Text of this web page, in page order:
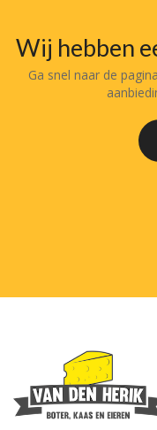
Wij hebben
Ga snel naar de